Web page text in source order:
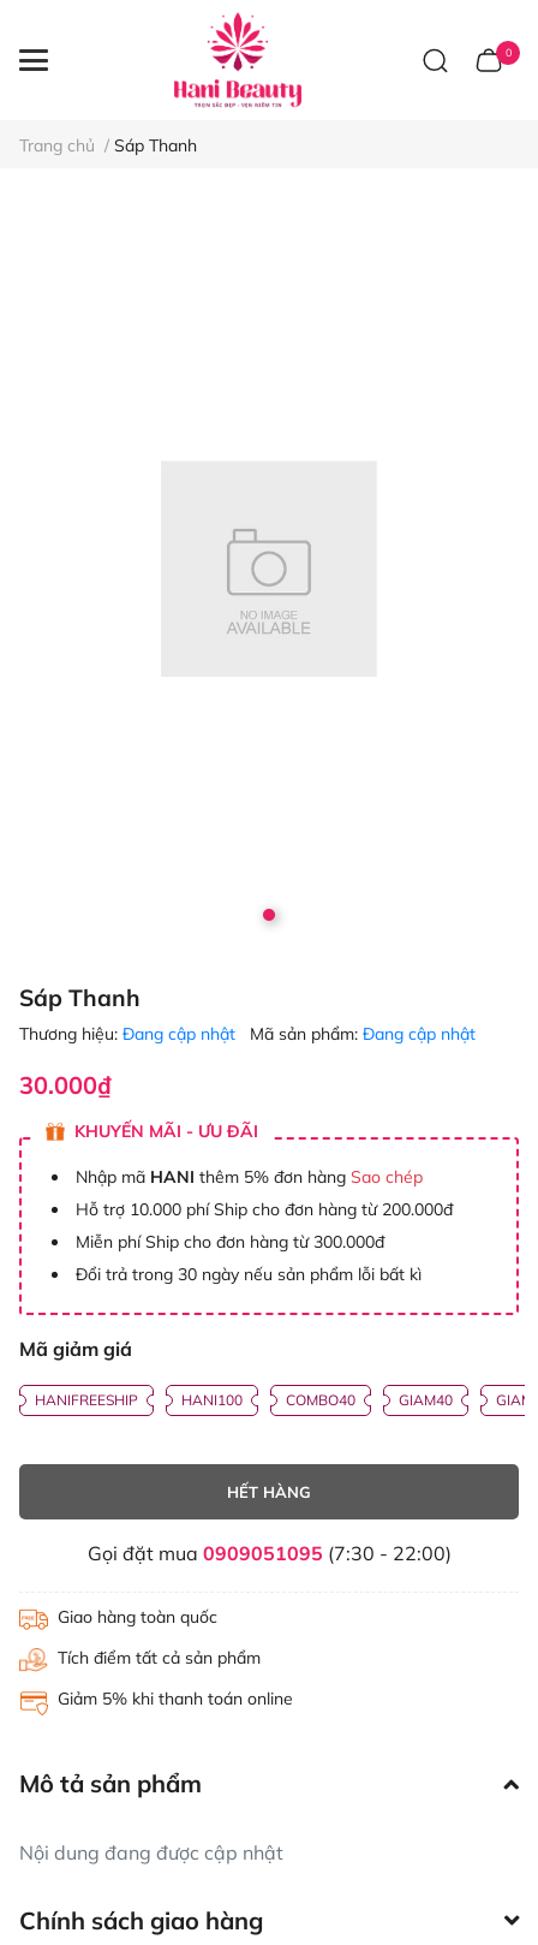
0
Trang chủ / Sáp Thanh
Sáp Thanh
Thương hiệu: Đang cập nhật Mã sản phẩm: Đang cập nhật
30.000₫
KHUYẾN MÃI - ƯU ĐÃI
Nhập mã HANI thêm 5% đơn hàng Sao chép
Hỗ trợ 10.000 phí Ship cho đơn hàng từ 200.000đ
Miễn phí Ship cho đơn hàng từ 300.000đ
Đổi trả trong 30 ngày nếu sản phẩm lỗi bất kì
Mã giảm giá
HANIFREESHIP HANI100 COMBO40 GIAM40
HẾT HÀNG
Gọi đặt mua 0909051095 (7:30 - 22:00)
Giao hàng toàn quốc
Tích điểm tất cả sản phẩm
Giảm 5% khi thanh toán online
Mô tả sản phẩm
Nội dung đang được cập nhật
Chính sách giao hàng